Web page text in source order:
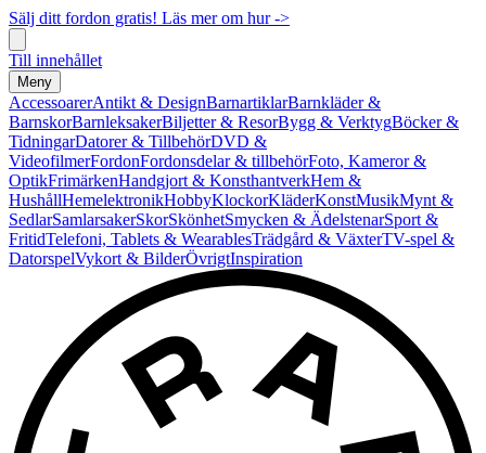
Sälj ditt fordon gratis! Läs mer om hur ->
Till innehållet
Meny
AccessoarerAntikt & DesignBarnartiklarBarnkläder &
BarnskorBarnleksakerBiljetter & ResorBygg & VerktygBöcker &
TidningarDatorer & TillbehörDVD &
VideofilmerFordonFordonsdelar & tillbehörFoto, Kameror &
OptikFrimärkenHandgjort & KonsthantverkHem &
HushållHemelektronikHobbyKlockorKläderKonstMusikMynt &
SedlarSamlarsakerSkorSkönhetSmycken & ÄdelstenarSport &
FritidTelefoni, Tablets & WearablesTrädgård & VäxterTV-spel &
DatorspelVykort & BilderÖvrigtInspiration